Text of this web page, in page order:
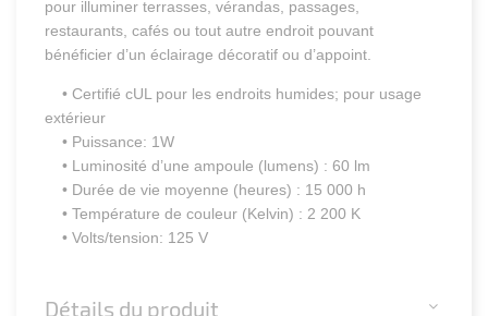
pour illuminer terrasses, vérandas, passages,
restaurants, cafés ou tout autre endroit pouvant
bénéficier d’un éclairage décoratif ou d’appoint.
• Certifié cUL pour les endroits humides; pour usage
extérieur
• Puissance: 1W
• Luminosité d’une ampoule (lumens) : 60 lm
• Durée de vie moyenne (heures) : 15 000 h
• Température de couleur (Kelvin) : 2 200 K
• Volts/tension: 125 V
Détails du produit